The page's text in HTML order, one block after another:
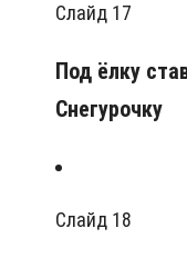
Слайд 17
Под ёлку
Снегурочку
Слайд 18